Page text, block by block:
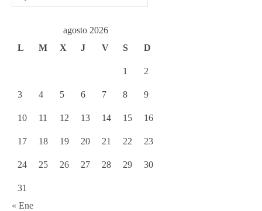
por:
agosto 2026
L
M X J V S D
1 2
3 4 5 6 7 8 9
10 11 12 13 14 15 16
17 18 19 20 21 22 23
24 25 26 27 28 29 30
31
« Ene